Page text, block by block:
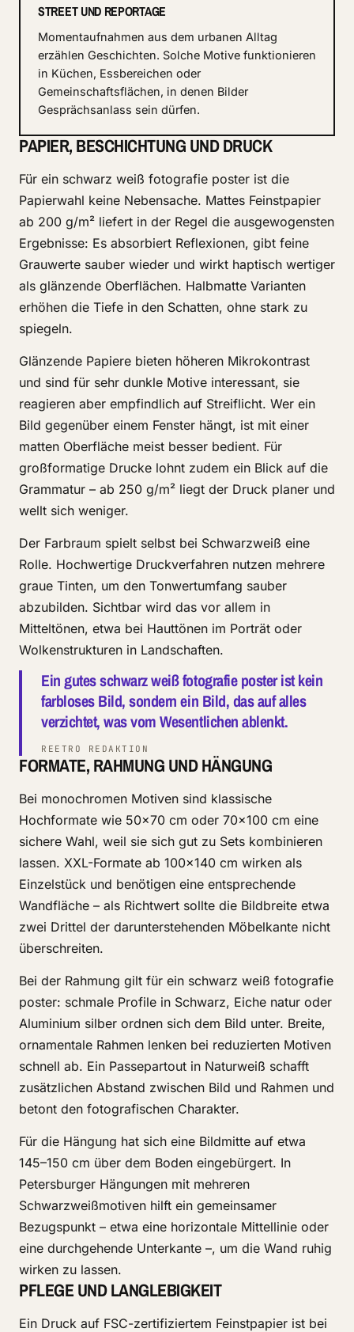
STREET UND REPORTAGE
Momentaufnahmen aus dem urbanen Alltag
erzählen Geschichten. Solche Motive funktionieren
in Küchen, Essbereichen oder
Gemeinschaftsflächen, in denen Bilder
Gesprächsanlass sein dürfen.
PAPIER, BESCHICHTUNG UND DRUCK
Für ein schwarz weiß fotografie poster ist die
Papierwahl keine Nebensache. Mattes Feinstpapier
ab 200 g/m² liefert in der Regel die ausgewogensten
Ergebnisse: Es absorbiert Reflexionen, gibt feine
Grauwerte sauber wieder und wirkt haptisch wertiger
als glänzende Oberflächen. Halbmatte Varianten
erhöhen die Tiefe in den Schatten, ohne stark zu
spiegeln.
Glänzende Papiere bieten höheren Mikrokontrast
und sind für sehr dunkle Motive interessant, sie
reagieren aber empfindlich auf Streiflicht. Wer ein
Bild gegenüber einem Fenster hängt, ist mit einer
matten Oberfläche meist besser bedient. Für
großformatige Drucke lohnt zudem ein Blick auf die
Grammatur – ab 250 g/m² liegt der Druck planer und
wellt sich weniger.
Der Farbraum spielt selbst bei Schwarzweiß eine
Rolle. Hochwertige Druckverfahren nutzen mehrere
graue Tinten, um den Tonwertumfang sauber
abzubilden. Sichtbar wird das vor allem in
Mitteltönen, etwa bei Hauttönen im Porträt oder
Wolkenstrukturen in Landschaften.
Ein gutes schwarz weiß fotografie poster ist kein
farbloses Bild, sondern ein Bild, das auf alles
verzichtet, was vom Wesentlichen ablenkt.
REETRO REDAKTION
FORMATE, RAHMUNG UND HÄNGUNG
Bei monochromen Motiven sind klassische
Hochformate wie 50×70 cm oder 70×100 cm eine
sichere Wahl, weil sie sich gut zu Sets kombinieren
lassen. XXL-Formate ab 100×140 cm wirken als
Einzelstück und benötigen eine entsprechende
Wandfläche – als Richtwert sollte die Bildbreite etwa
zwei Drittel der darunterstehenden Möbelkante nicht
überschreiten.
Bei der Rahmung gilt für ein schwarz weiß fotografie
poster: schmale Profile in Schwarz, Eiche natur oder
Aluminium silber ordnen sich dem Bild unter. Breite,
ornamentale Rahmen lenken bei reduzierten Motiven
schnell ab. Ein Passepartout in Naturweiß schafft
zusätzlichen Abstand zwischen Bild und Rahmen und
betont den fotografischen Charakter.
Für die Hängung hat sich eine Bildmitte auf etwa
145–150 cm über dem Boden eingebürgert. In
Petersburger Hängungen mit mehreren
Schwarzweißmotiven hilft ein gemeinsamer
Bezugspunkt – etwa eine horizontale Mittellinie oder
eine durchgehende Unterkante –, um die Wand ruhig
wirken zu lassen.
PFLEGE UND LANGLEBIGKEIT
Ein Druck auf FSC-zertifiziertem Feinstpapier ist bei